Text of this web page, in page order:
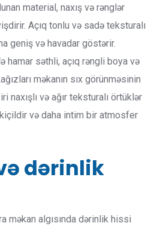
material, naxış və rənglər
Açıq tonlu və sadə teksturalı
geniş və havadar göstərir.
hamar səthli, açıq rəngli boya və
məkanın sıx görünməsinin
iri naxışlı və ağır teksturalı örtüklər
və daha intim bir atmosfer
dərinlik
məkan algısında dərinlik hissi